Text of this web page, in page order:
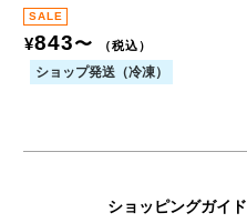
¥843〜 （税込）
ショップ発送（冷凍）
ショッピングガイド